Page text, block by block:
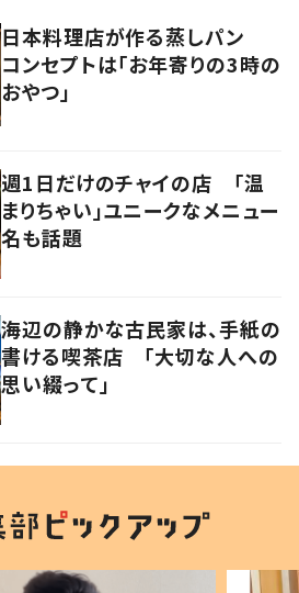
日本料理店が作る蒸しパン
コンセプトは「お年寄りの3時の
おやつ」
週1日だけのチャイの店 「温
まりちゃい」ユニークなメニュー
名も話題
海辺の静かな古民家は、手紙の
書ける喫茶店 「大切な人への
思い綴って」